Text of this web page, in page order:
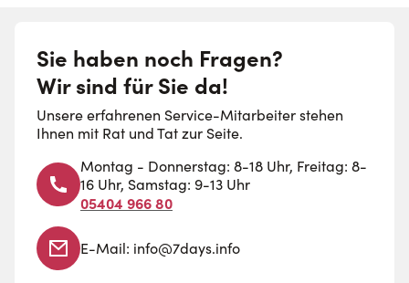
Sie haben noch Fragen?
Wir sind für Sie da!
Unsere erfahrenen Service-Mitarbeiter stehen
Ihnen mit Rat und Tat zur Seite.
Montag - Donnerstag: 8-18 Uhr, Freitag: 8-
16 Uhr, Samstag: 9-13 Uhr
05404 966 80
E-Mail: info@7days.info